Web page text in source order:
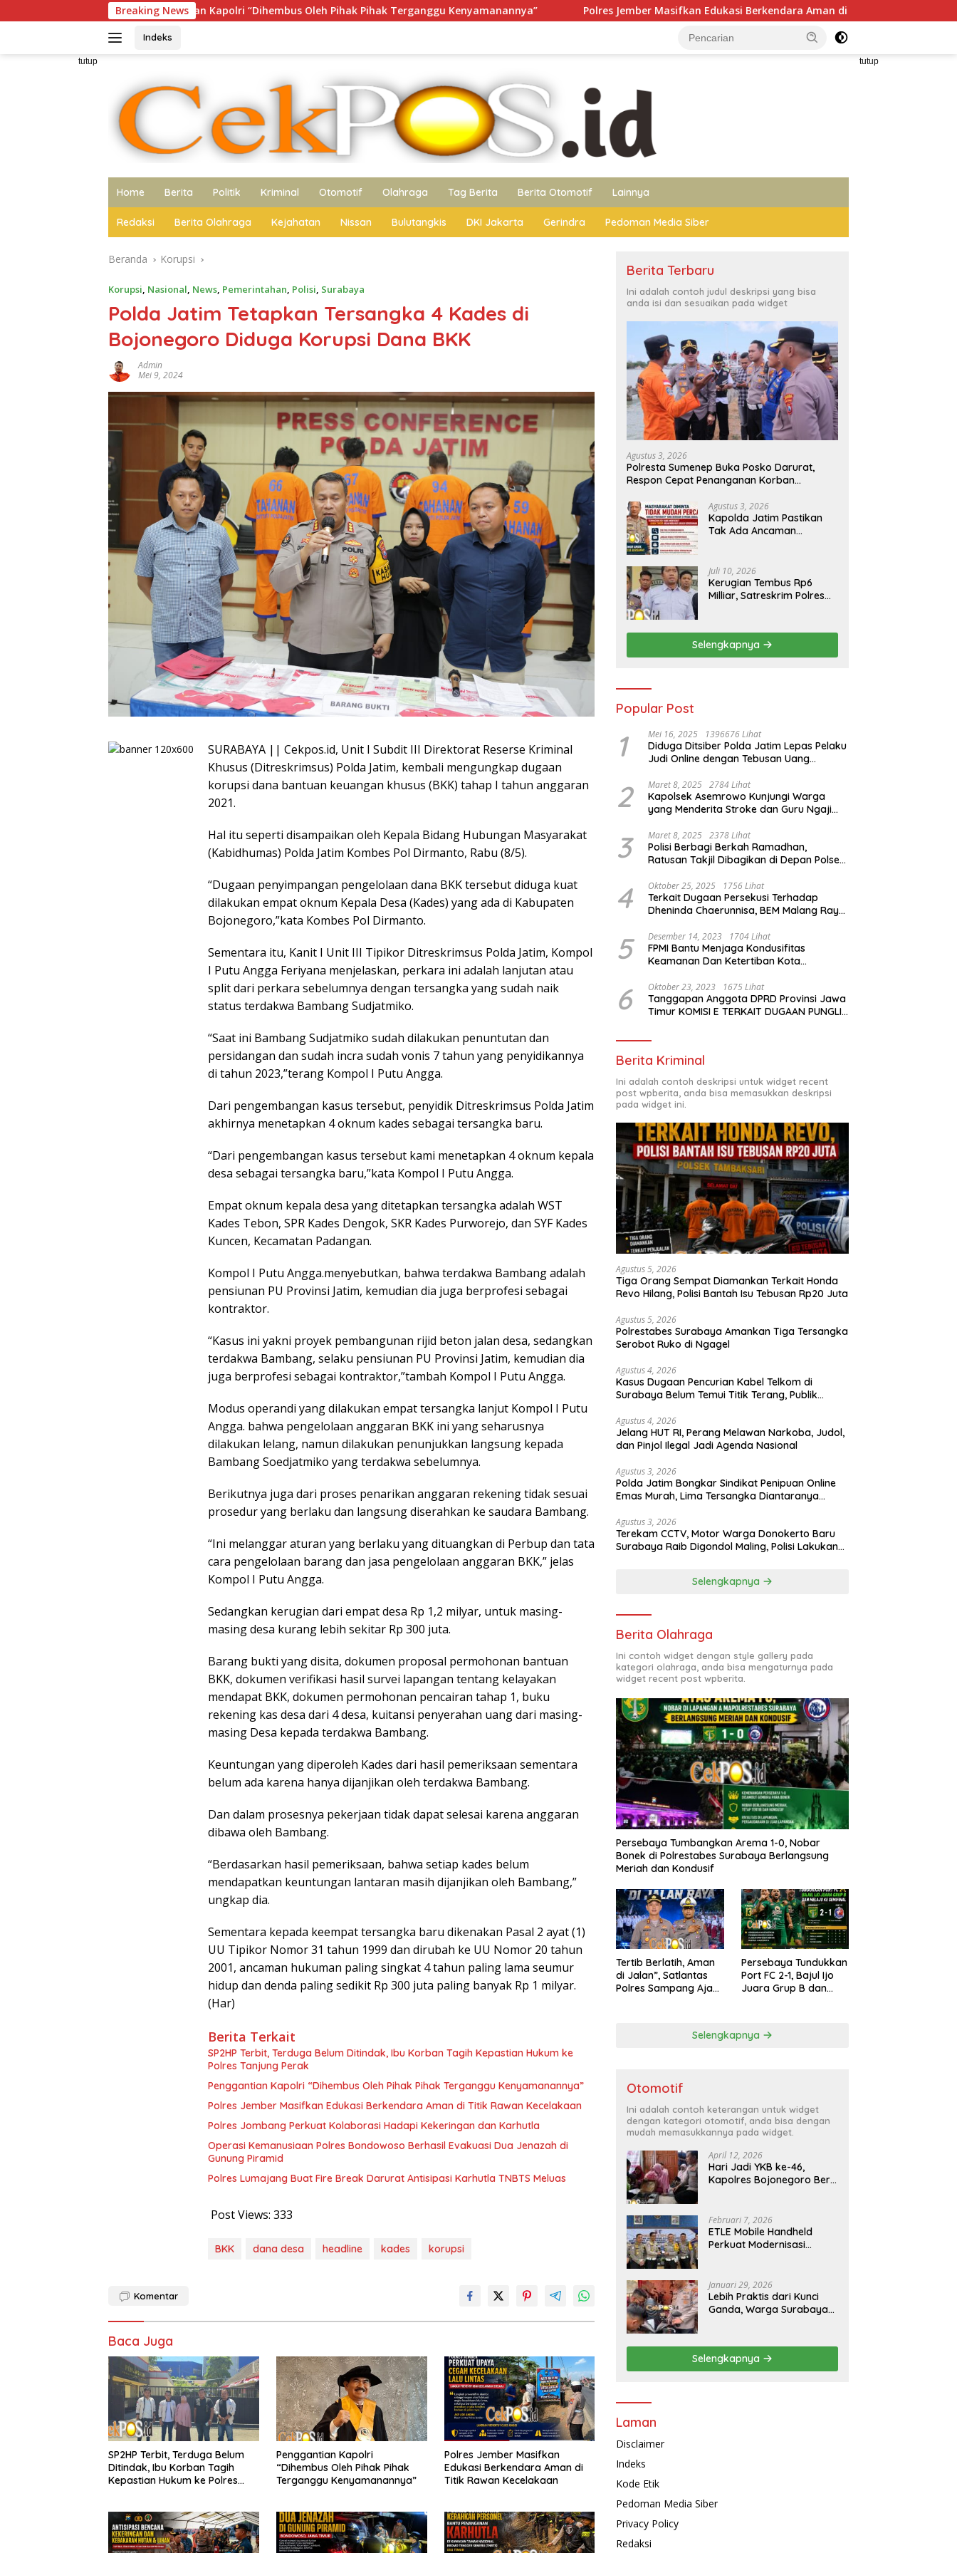
ke
Breaking News
Penggantian Kapolri “Dihembus Oleh Pihak Pihak Terganggu Kenyamanannya” Polres Jember Masifkan Edukasi Berkendara Aman di Titik Rawan Kecelakaan
Indeks
tutup tutup
Home Berita Politik Kriminal Otomotif Olahraga Tag Berita Berita Otomotif Lainnya
Redaksi Berita Olahraga Kejahatan Nissan Bulutangkis DKI Jakarta Gerindra Pedoman Media Siber
Beranda Korupsi
Korupsi, Nasional, News, Pemerintahan, Polisi, Surabaya
Polda Jatim Tetapkan Tersangka 4 Kades di
Bojonegoro Diduga Korupsi Dana BKK
Admin
Mei 9, 2024
SURABAYA || Cekpos.id, Unit I Subdit III Direktorat Reserse Kriminal
Khusus (Ditreskrimsus) Polda Jatim, kembali mengungkap dugaan
korupsi dana bantuan keuangan khusus (BKK) tahap I tahun anggaran
2021.
Hal itu seperti disampaikan oleh Kepala Bidang Hubungan Masyarakat
(Kabidhumas) Polda Jatim Kombes Pol Dirmanto, Rabu (8/5).
“Dugaan penyimpangan pengelolaan dana BKK tersebut diduga kuat
dilakukan empat oknum Kepala Desa (Kades) yang ada di Kabupaten
Bojonegoro,”kata Kombes Pol Dirmanto.
Sementara itu, Kanit I Unit III Tipikor Ditreskrimsus Polda Jatim, Kompol
I Putu Angga Feriyana menjelaskan, perkara ini adalah lanjutan atau
split dari perkara sebelumnya dengan tersangka yang sudah naik
status terdakwa Bambang Sudjatmiko.
“Saat ini Bambang Sudjatmiko sudah dilakukan penuntutan dan
persidangan dan sudah incra sudah vonis 7 tahun yang penyidikannya
di tahun 2023,”terang Kompol I Putu Angga.
Dari pengembangan kasus tersebut, penyidik Ditreskrimsus Polda Jatim
akhirnya menetapkan 4 oknum kades sebagai tersangka baru.
“Dari pengembangan kasus tersebut kami menetapkan 4 oknum kepala
desa sebagai tersangka baru,”kata Kompol I Putu Angga.
Empat oknum kepala desa yang ditetapkan tersangka adalah WST
Kades Tebon, SPR Kades Dengok, SKR Kades Purworejo, dan SYF Kades
Kuncen, Kecamatan Padangan.
Kompol I Putu Angga.menyebutkan, bahwa terdakwa Bambang adalah
pensiunan PU Provinsi Jatim, kemudian dia juga berprofesi sebagai
kontraktor.
“Kasus ini yakni proyek pembangunan rijid beton jalan desa, sedangkan
terdakwa Bambang, selaku pensiunan PU Provinsi Jatim, kemudian dia
juga berprofesi sebagai kontraktor,”tambah Kompol I Putu Angga.
Modus operandi yang dilakukan empat tersangka lanjut Kompol I Putu
Angga. bahwa pengelolaan anggaran BKK ini yang seharusnya
dilakukan lelang, namun dilakukan penunjukkan langsung kepada
Bambang Soedjatmiko yang terdakwa sebelumnya.
Berikutnya juga dari proses penarikan anggaran rekening tidak sesuai
prosedur yang berlaku dan langsung diserahkan ke saudara Bambang.
“Ini melanggar aturan yang berlaku yang dituangkan di Perbup dan tata
cara pengelolaan barang dan jasa pengelolaan anggaran BKK,” jelas
Kompol I Putu Angga.
Sedangkan kerugian dari empat desa Rp 1,2 milyar, untuk masing-
masing desa kurang lebih sekitar Rp 300 juta.
Barang bukti yang disita, dokumen proposal permohonan bantuan
BKK, dokumen verifikasi hasil survei lapangan tentang kelayakan
mendapat BKK, dokumen permohonan pencairan tahap 1, buku
rekening kas desa dari 4 desa, kuitansi penyerahan uang dari masing-
masing Desa kepada terdakwa Bambang.
Keuntungan yang diperoleh Kades dari hasil pemeriksaan sementara
belum ada karena hanya dijanjikan oleh terdakwa Bambang.
Dan dalam prosesnya pekerjaan tidak dapat selesai karena anggaran
dibawa oleh Bambang.
“Berdasarkan hasil pemeriksaan, bahwa setiap kades belum
mendapatkan keuntungan lantaran masih dijanjikan oleh Bambang,”
ungkap dia.
Sementara kepada keempat tersangka baru dikenakan Pasal 2 ayat (1)
UU Tipikor Nomor 31 tahun 1999 dan dirubah ke UU Nomor 20 tahun
2001, ancaman hukuman paling singkat 4 tahun paling lama seumur
hidup dan denda paling sedikit Rp 300 juta paling banyak Rp 1 milyar.
(Har)
Berita Terkait
SP2HP Terbit, Terduga Belum Ditindak, Ibu Korban Tagih Kepastian Hukum ke
Polres Tanjung Perak
Penggantian Kapolri “Dihembus Oleh Pihak Pihak Terganggu Kenyamanannya”
Polres Jember Masifkan Edukasi Berkendara Aman di Titik Rawan Kecelakaan
Polres Jombang Perkuat Kolaborasi Hadapi Kekeringan dan Karhutla
Operasi Kemanusiaan Polres Bondowoso Berhasil Evakuasi Dua Jenazah di
Gunung Piramid
Polres Lumajang Buat Fire Break Darurat Antisipasi Karhutla TNBTS Meluas
Post Views: 333
BKK dana desa headline kades korupsi
Komentar
Baca Juga
SP2HP Terbit, Terduga Belum
Ditindak, Ibu Korban Tagih
Kepastian Hukum ke Polres
Penggantian Kapolri
“Dihembus Oleh Pihak Pihak
Terganggu Kenyamanannya”
Polres Jember Masifkan
Edukasi Berkendara Aman di
Titik Rawan Kecelakaan
Berita Terbaru
Ini adalah contoh judul deskripsi yang bisa
anda isi dan sesuaikan pada widget
Agustus 3, 2026
Polresta Sumenep Buka Posko Darurat,
Respon Cepat Penanganan Korban
Agustus 3, 2026
Kapolda Jatim Pastikan
Tak Ada Ancaman
Percaya Hoaks
Juli 10, 2026
Kerugian Tembus Rp6
Milliar, Satreskrim Polres
Arisan Bodong
Selengkapnya
Popular Post
1 Mei 16, 2025 1396676 Lihat
Diduga Ditsiber Polda Jatim Lepas Pelaku
Judi Online dengan Tebusan Uang
2 Maret 8, 2025 2784 Lihat
Kapolsek Asemrowo Kunjungi Warga
yang Menderita Stroke dan Guru Ngaji
3 Maret 8, 2025 2378 Lihat
Polisi Berbagi Berkah Ramadhan,
Ratusan Takjil Dibagikan di Depan Polsek
4 Oktober 25, 2025 1756 Lihat
Terkait Dugaan Persekusi Terhadap
Dheninda Chaerunnisa, BEM Malang Raya
5 Desember 14, 2023 1704 Lihat
FPMI Bantu Menjaga Kondusifitas
Keamanan Dan Ketertiban Kota
6 Oktober 23, 2023 1675 Lihat
Tanggapan Anggota DPRD Provinsi Jawa
Timur KOMISI E TERKAIT DUGAAN PUNGLI
Berita Kriminal
Ini adalah contoh deskripsi untuk widget recent
post wpberita, anda bisa memasukkan deskripsi
pada widget ini.
Agustus 5, 2026
Tiga Orang Sempat Diamankan Terkait Honda
Revo Hilang, Polisi Bantah Isu Tebusan Rp20 Juta
Agustus 5, 2026
Polrestabes Surabaya Amankan Tiga Tersangka
Serobot Ruko di Ngagel
Agustus 4, 2026
Kasus Dugaan Pencurian Kabel Telkom di
Surabaya Belum Temui Titik Terang, Publik
Agustus 4, 2026
Jelang HUT RI, Perang Melawan Narkoba, Judol,
dan Pinjol Ilegal Jadi Agenda Nasional
Agustus 3, 2026
Polda Jatim Bongkar Sindikat Penipuan Online
Emas Murah, Lima Tersangka Diantaranya
Agustus 3, 2026
Terekam CCTV, Motor Warga Donokerto Baru
Surabaya Raib Digondol Maling, Polisi Lakukan
Selengkapnya
Berita Olahraga
Ini contoh widget dengan style gallery pada
kategori olahraga, anda bisa mengaturnya pada
widget recent post wpberita.
Persebaya Tumbangkan Arema 1-0, Nobar
Bonek di Polrestabes Surabaya Berlangsung
Meriah dan Kondusif
Tertib Berlatih, Aman
di Jalan”, Satlantas
Polres Sampang Ajak
Persebaya Tundukkan
Port FC 2-1, Bajul Ijo
Juara Grup B dan
Selengkapnya
Otomotif
Ini adalah contoh keterangan untuk widget
dengan kategori otomotif, anda bisa dengan
mudah memasukkannya pada widget.
April 12, 2026
Hari Jadi YKB ke-46,
Kapolres Bojonegoro Beri
Februari 7, 2026
ETLE Mobile Handheld
Perkuat Modernisasi
Januari 29, 2026
Lebih Praktis dari Kunci
Ganda, Warga Surabaya
Polrestabes Surabaya
Selengkapnya
Laman
Disclaimer
Indeks
Kode Etik
Pedoman Media Siber
Privacy Policy
Redaksi